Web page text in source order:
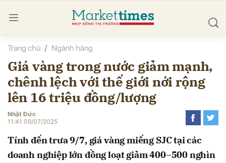
Trang chủ Ngành hàng
Giá vàng trong nước giảm mạnh,
chênh lệch với thế giới nới rộng
lên 16 triệu đồng/lượng
Nhật Đức
11:41 09/07/2025
Tính đến trưa 9/7, giá vàng miếng SJC tại các
doanh nghiệp lớn đồng loạt giảm 400–500 nghìn
luận